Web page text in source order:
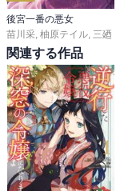
後宮一番の悪女
苗川采 柚原テイル 三廼
関連する作品